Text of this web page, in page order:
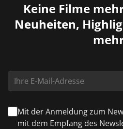
Keine Filme
Neuheiten,
Mit der Anmeldung zum
mit dem Empfang des